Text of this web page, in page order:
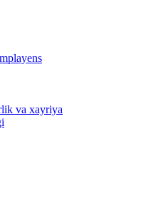
va xayriya